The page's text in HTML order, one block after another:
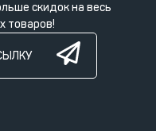
скидок на весь
товаров!